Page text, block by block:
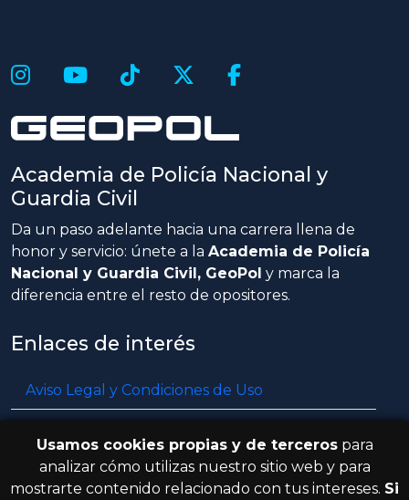
Academia de Policía Nacional y
Guardia Civil
Da un paso adelante hacia una carrera llena de
honor y servicio: únete a la Academia de Policía
Nacional y Guardia Civil, GeoPol y marca la
diferencia entre el resto de opositores.
Enlaces de interés
Aviso Legal y Condiciones de Uso
Política de cookies
Usamos cookies propias y de tercerospara
analizar cómo utilizas nuestro sitio web y para
mostrarte contenido relacionado con tus intereses. Si